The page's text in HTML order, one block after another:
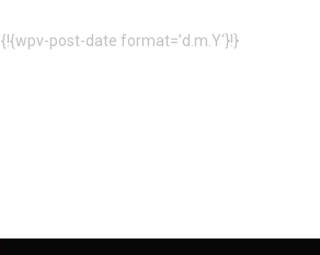
{!{wpv-post-date format=’d.m.Y‘}!}